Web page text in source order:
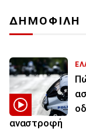
ΔΗΜΟΦΙΛΗ
αναστροφή